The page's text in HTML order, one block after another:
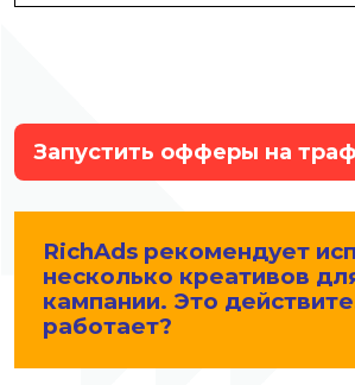
Запустить офферы на
RichAds рекомендует
несколько креативов
кампании. Это
работает?